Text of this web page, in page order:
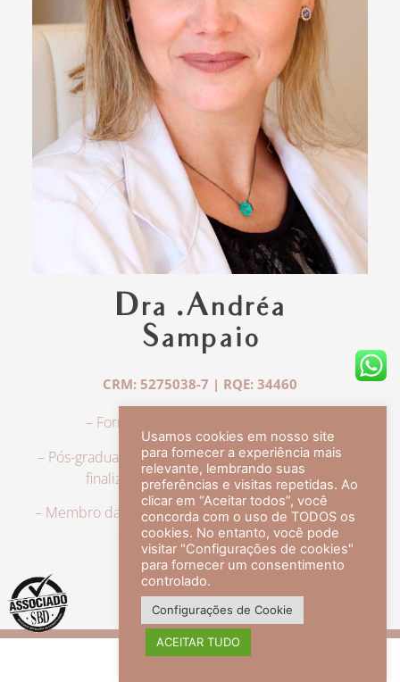
Dra .Andréa
Sampaio
CRM: 5275038-7 | RQE: 34460
– Formação em Medicina pela UFRJ.
– Pós-graduação em Dermatologia pela UFRJ, tendo
finalizado a especialização em 2007.
– Membro da Sociedade Brasileira de Dermatologia,
com título de especialista.
veja mais +
Usamos cookies em nosso site
para fornecer a experiência mais
relevante, lembrando suas
preferências e visitas repetidas. Ao
clicar em “Aceitar todos”, você
concorda com o uso de TODOS os
cookies. No entanto, você pode
visitar "Configurações de cookies"
para fornecer um consentimento
controlado.
Configurações de Cookie
ACEITAR TUDO